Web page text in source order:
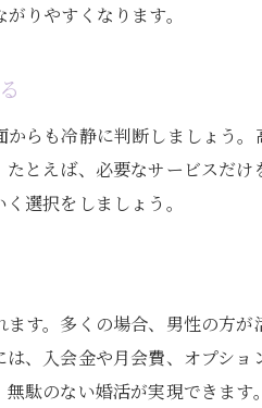
料金が高い結婚相談所の
費用とサービス内容のバ
結婚相談所の料金比較で賢く
結婚相談所の料金比較で
高額な結婚相談所を見極
初期費用の内訳で選ぶ料
相談所選びで後悔しない
りやすくなります。
らも冷静に判断しましょう
とえば、必要なサービスだ
選択をしましょう。
す。多くの場合、男性の方
、入会金や月会費、オプシ
駄のない婚活が実現できます。